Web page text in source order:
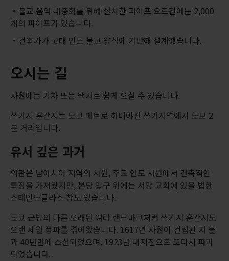
불교 음악 대중화를 위해 설치한 파이프 오르간에는 2,000
개의 파이프가 있습니다.
건축가가 고대 인도 불교 양식에 기반해 설계했습니다.
오시는 길
사원에는 기차 또는 택시로 쉽게 오실 수 있습니다.
쓰키지 혼간지는 도쿄 메트로 히비야선 쓰키지역에서 도보 2
분 거리입니다.
유서 깊은 과거
외관은 남아시아 지역의 사원, 주로 인도 사원에서 건축적인
특징을 가져왔지만, 본당 입구 위에는 서양 교회에 있을 법한
스테인드글라스 창도 있습니다.
도쿄 근방의 다른 오래된 여러 랜드마크처럼 쓰키지 혼간지도
오랜 세월 풍파를 겪어왔습니다. 1617년 사원이 건립된 지 불
과 40년만에 소실되었으며, 1923년 대지진으로 또다시 파괴
되었습니다.